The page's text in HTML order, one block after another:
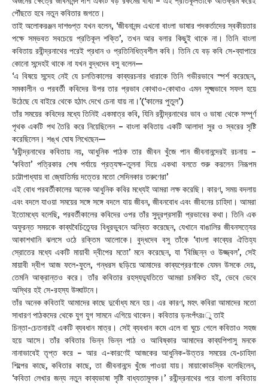
পৌঁছতে হবে নতুন কবিতার জগতে।
তাই অলোকরঞ্জন দাশগুপ্ত যখন বলেন, ‘জীবনানন্দ এখনো বাংলা ভাষার পদকর্তাদের স্বকীয়তার
পক্ষে সম্ভবত সবচেয়ে প্রতিকূল শক্তি’, তখন আর বলার কিছুই থাকে না। তিনি বাংলা
কবিতায় রবীন্দ্রনাথের পরেই প্রধান ও প্রতিনিধিত্বশীল কবি। তিনি যে বড় কবি সে-ব্যাপারে
কোনো সন্দেহই থাকে না যখন বুদ্ধদেব বসু বলেন—
‘এ বিষয়ে সন্দেহ নেই যে চলতিকালের কাব্যরচনার ধারাকে তিনি গভীরভাবে স্পর্শ করেছেন,
সমকালীন ও পরবর্তী কবিদের উপর তার প্রভাব কোথাও-কোথাও এমন সূক্ষ্মভাবে সফল হয়ে
উঠেছে যে বাইরে থেকে হঠাৎ দেখে চেনা যায় না।’(‘কালের পুতুল’)
তাঁর সময়ের কবিদের মধ্যে তিনিই একমাত্র কবি, যিনি রবীন্দ্রনাথের ভাব ও ভাষা থেকে সম্পূর্ণ
পৃথক একটি পথ তৈরি করে নিয়েছিলেন – বাংলা কবিতায় একটি আলাদা সুর ও স্বরের সৃষ্টি
করেছিলেন। শঙ্খ ঘোষ লিখেছেন—
‘রবীন্দ্রনাথের কবিতায় নয়, আধুনিক পাঠক তার জীবন খুঁজে পান জীবনানন্দেরই রচনায় –
‘কবিতা’ পত্রিকার শেষ পর্যায়ে প্রত্যক্ষ-তুলনা দিয়ে একথা বলতে শুরু করলেন নিরূপম
চট্টোপাধ্যায় বা জ্যোতির্ময় দত্তের মতো সেদিনকার তরুণেরা’
এই বোধ পরবর্তীকালের অনেক আধুনিক কবির মধ্যেই আমরা লক্ষ করেছি। কারণ, সময় বদলায়
এবং বদলে যাওয়া সময়ের সঙ্গে সঙ্গে বদলে যায় জীবন, জীবনবোধ এবং জীবনের চাহিদা। আমরা
ইতোমধ্যে বলেছি, পরবর্তীকালের কবিদের ওপর তাঁর সুদূরপ্রসারী প্রভাবের কথা। তিনি এক
অফুরন্ত সময়কে কাব্যবৈচিত্র্যের বিধুরভুবনে অন্বিত করেছেন, যেখানে বাঙালির জীবনসত্যের
আকাশখানি ঝলসে ওঠে রক্তিম আলোকে। বুদ্ধদেব বসু তাঁকে ‘বাংলা কাব্যের ঐতিহ্য
স্রোতের মধ্যে একটি মায়াবী দ্বীপের মতো’ মনে করেছেন, যা ‘বিচ্ছিন্ন ও উজ্জ্বল’, সেই
মায়াবী দ্বীপ আজ ফলে-ফুলে, গন্ধরস ছড়িয়ে আমাদের কাব্যপ্রেরণাকে যেমন উসকে দেয়,
তেমনি আক্রান্তও করে। তাঁর কবিতার রহস্যদ্যুতিতে আমরা চমকিত হই, ভেবে ভেবে
অস্থির হই সে-রহস্য উদ্ঘাটনে।
তাঁর অনেক কবিতাই আমাদের কাছে দুর্বোধ্য মনে হয়। এর কারণ, মহৎ কবিরা আমাদের মতো
সাধারণ পাঠকদের থেকে যুগ যুগ সামনে এগিয়ে থাকেন। কবিতার ড়নংপঁৎরঃু তাই
চিন্তা-চেতনারই একটি ব্যবধান মাত্র। সেই ব্যবধান কমে এলে বা ঘুচে গেলে কবিতাও সহজ
হয়ে আসে। তাঁর কবিতার ভিন্ন ভিন্ন পাঠ ও আবিষ্কার আমাদের কাব্যপিপাসু মনকে
নানাভাবেই তৃপ্ত করে – আর এ-কারণেই আজকের আধুনিক-উত্তর সময়ের যে-চাহিদা
শিল্পের কাছে, কবিতার কাছে, তা জীবনানন্দে খুঁজে পাওয়া যায়। মায়াকোভস্কি বলেছিলেন,
‘কবিতা লেখার জন্য নতুন কাব্যভাষা সৃষ্টি বাধ্যতামূলক।’ রবীন্দ্রনাথের পরে বাংলা কবিতায়